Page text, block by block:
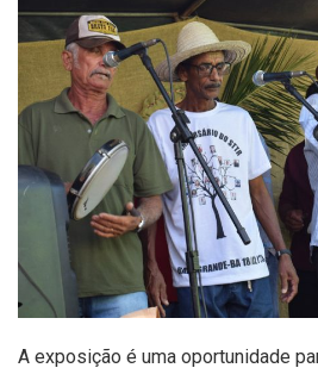
A exposição é uma oportunidade